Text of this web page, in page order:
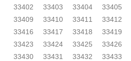
33402
33403 33404 33405
33409
33410 33411 33412
33416
33417 33418 33419
33423
33424 33425 33426
33430
33431 33432 33433